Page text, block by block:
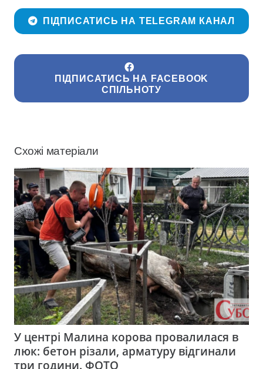
ПІДПИСАТИСЬ НА TELEGRAM КАНАЛ
ПІДПИСАТИСЬ НА FACEBOOK
СПІЛЬНОТУ
Схожі матеріали
У центрі Малина корова провалилася в
люк: бетон різали, арматуру відгинали
три години. ФОТО